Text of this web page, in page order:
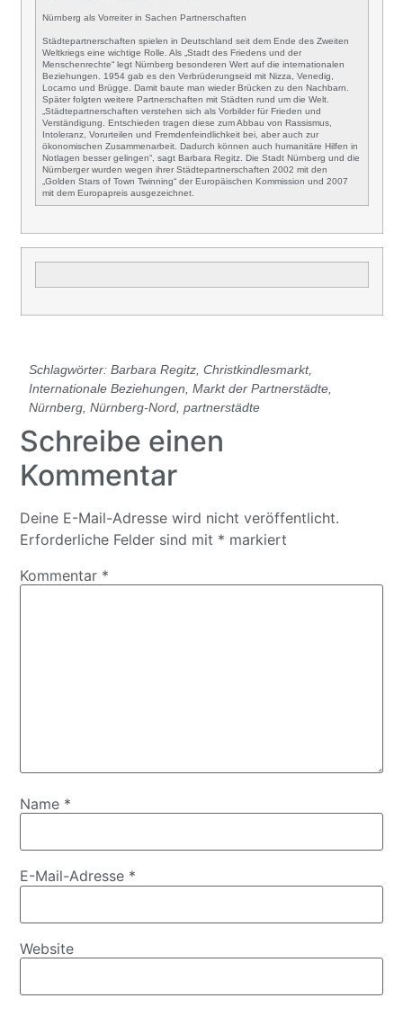
Nürnberg als Vorreiter in Sachen Partnerschaften
Städtepartnerschaften spielen in Deutschland seit dem Ende des Zweiten
Weltkriegs eine wichtige Rolle. Als „Stadt des Friedens und der
Menschenrechte“ legt Nürnberg besonderen Wert auf die internationalen
Beziehungen. 1954 gab es den Verbrüderungseid mit Nizza, Venedig,
Locarno und Brügge. Damit baute man wieder Brücken zu den Nachbarn.
Später folgten weitere Partnerschaften mit Städten rund um die Welt.
„Städtepartnerschaften verstehen sich als Vorbilder für Frieden und
Verständigung. Entschieden tragen diese zum Abbau von Rassismus,
Intoleranz, Vorurteilen und Fremdenfeindlichkeit bei, aber auch zur
ökonomischen Zusammenarbeit. Dadurch können auch humanitäre Hilfen in
Notlagen besser gelingen“, sagt Barbara Regitz. Die Stadt Nürnberg und die
Nürnberger wurden wegen ihrer Städtepartnerschaften 2002 mit den
Golden Stars of Town Twinning“ der Europäischen Kommission und 2007
mit dem Europapreis ausgezeichnet.
Schlagwörter:Barbara Regitz ,Christkindlesmarkt,
Internationale Beziehungen ,Markt der Partnerstädte
Nürnberg ,Nürnberg-Nord ,partnerstädte
Schreibe einen
Kommentar
Deine E-Mail-Adresse wird nicht veröffentlicht.
Erforderliche Felder sind mit * markiert
Kommentar *
Name *
E-Mail-Adresse *
Website